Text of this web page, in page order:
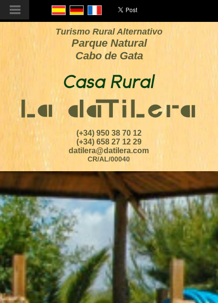
Turismo Rural Alternativo
Parque Natural
Cabo de Gata
(+34) 950 38 70 12
(+34) 658 27 12 29
datilera@datilera.com
CR/AL/00040